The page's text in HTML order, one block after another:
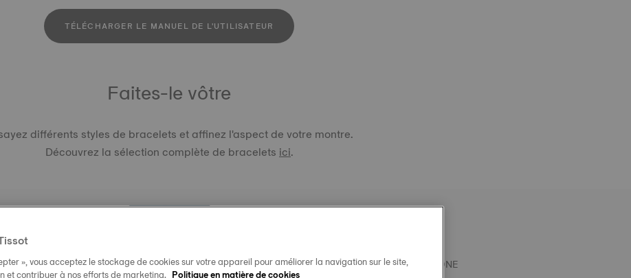
TÉLÉCHARGER LE MANUEL DE L'UTILISATEUR
Faites-le vôtre
différents styles de bracelets et affinez l'aspect de votre montre.
Découvrez la sélection complète de braceletsici.
BRACELET OFFICIEL TISSOT SILICONE
», vous acceptez le stockage de cookies sur votre appareil pour améliorer la navigation sur le site,
et contribuer à nos efforts de marketing. Politique en matière de cookies